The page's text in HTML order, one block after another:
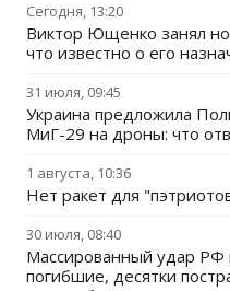
Сегодня, 13:20
Виктор Ющенко занял
что известно о его
31 июля, 09:45
Украина предложила
МиГ-29 на дроны: что
1 августа, 10:36
Нет ракет для
30 июля, 08:40
Массированный удар РФ
погибшие, десятки